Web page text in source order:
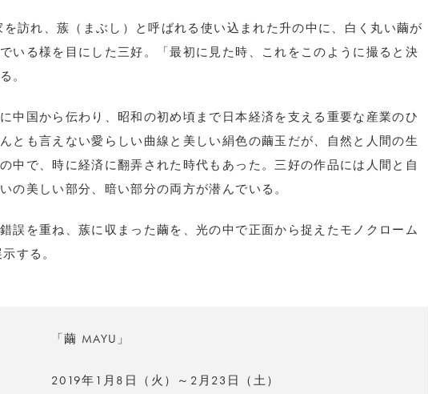
訪れ、蔟（まぶし）と呼ばれる使い込まれた升の中に、白く丸い繭が
いる様を目にした三好。「最初に見た時、これをこのように撮ると決
。
中国から伝わり、昭和の初め頃まで日本経済を支える重要な産業のひ
とも言えない愛らしい曲線と美しい絹色の繭玉だが、自然と人間の生
中で、時に経済に翻弄された時代もあった。三好の作品には人間と自
の美しい部分、暗い部分の両方が潜んでいる。
誤を重ね、蔟に収まった繭を、光の中で正面から捉えたモノクローム
する。
「繭 MAYU」
2019年1月8日（火）～2月23日（土）